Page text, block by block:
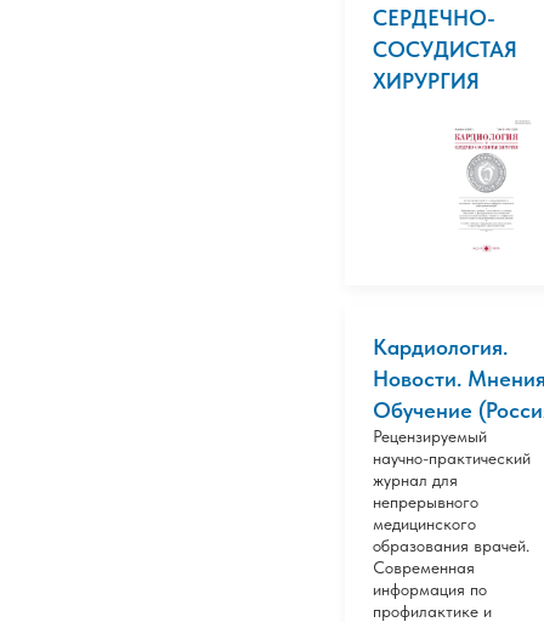
СЕРДЕЧНО-
СОСУДИСТАЯ
ХИРУРГИЯ
Кардиология.
Новости.
Обучение
Рецензируемый
научно-практический
журнал для
непрерывного
медицинского
образования врачей.
Современная
информация по
профилактике и